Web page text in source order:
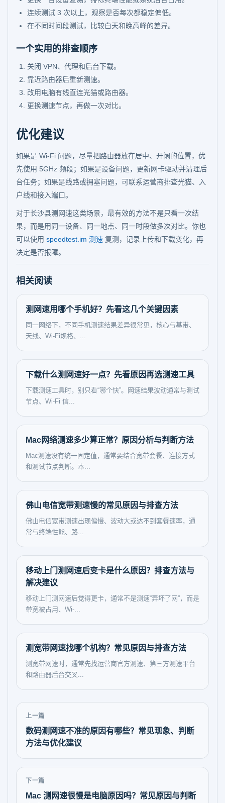
连续测试 3 次以上，观察是否每次都稳定偏低。
在不同时间段测试，比较白天和晚高峰的差异。
一个实用的排查顺序
关闭 VPN、代理和后台下载。
靠近路由器后重新测速。
改用电脑有线直连光猫或路由器。
更换测速节点，再做一次对比。
优化建议
如果是 Wi-Fi 问题，尽量把路由器放在居中、开阔的位置，优
先使用 5GHz 频段；如果是设备问题，更新网卡驱动并清理后
台任务；如果是线路或拥塞问题，可联系运营商排查光猫、入
户线和接入端口。
对于长沙县测网速这类场景，最有效的方法不是只看一次结
果，而是用同一设备、同一地点、同一时段做多次对比。你也
可以使用 speedtest.im 测速 复测，记录上传和下载变化，再
决定是否报障。
相关阅读
测网速用哪个手机好？先看这几个关键因素
同一网络下，不同手机测速结果差异很常见，核心与基带、
天线、Wi-Fi规格、...
下载什么测网速好一点？先看原因再选测速工具
下载测速工具时，别只看“哪个快”。网速结果波动通常与测试
节点、Wi‑Fi 信...
Mac网络测速多少算正常？原因分析与判断方法
Mac测速没有统一固定值，通常要结合宽带套餐、连接方式
和测试节点判断。本...
佛山电信宽带测速慢的常见原因与排查方法
佛山电信宽带测速出现偏慢、波动大或达不到套餐速率，通
常与终端性能、路...
移动上门测网速后变卡是什么原因？排查方法与
解决建议
移动上门测网速后觉得更卡，通常不是测速“弄坏了网”，而是
带宽被占用、Wi-...
测宽带网速找哪个机构？常见原因与排查方法
测宽带网速时，通常先找运营商官方测速、第三方测速平台
和路由器后台交叉...
上一篇
数码测网速不准的原因有哪些？常见现象、判断
方法与优化建议
下一篇
Mac 测网速很慢是电脑原因吗？常见原因与判断